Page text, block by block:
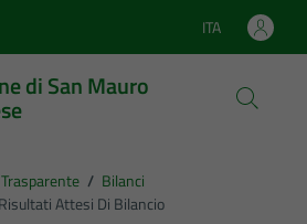
Lingua attiva:
ITA
di San Mauro
/ Bilanci
Attesi Di Bilancio